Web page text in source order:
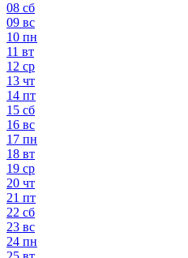
08 сб
09 вс
10 пн
11 вт
12 ср
13 чт
14 пт
15 сб
16 вс
17 пн
18 вт
19 ср
20 чт
21 пт
22 сб
23 вс
24 пн